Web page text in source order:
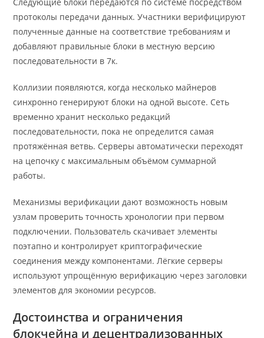
протоколы передачи данных. Участники верифицируют
полученные данные на соответствие требованиям и
добавляют правильные блоки в местную версию
последовательности в 7к.
Коллизии появляются, когда несколько майнеров
синхронно генерируют блоки на одной высоте. Сеть
временно хранит несколько редакций
последовательности, пока не определится самая
протяжённая ветвь. Серверы автоматически переходят
на цепочку с максимальным объёмом суммарной
работы.
Механизмы верификации дают возможность новым
узлам проверить точность хронологии при первом
подключении. Пользователь скачивает элементы
поэтапно и контролирует криптографические
соединения между компонентами. Лёгкие серверы
используют упрощённую верификацию через заголовки
элементов для экономии ресурсов.
Достоинства и ограничения
блокчейна и децентрализованных